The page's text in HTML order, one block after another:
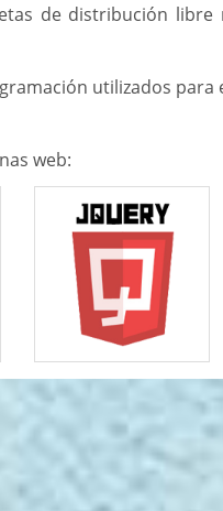
de distribución
utilizados para
web: